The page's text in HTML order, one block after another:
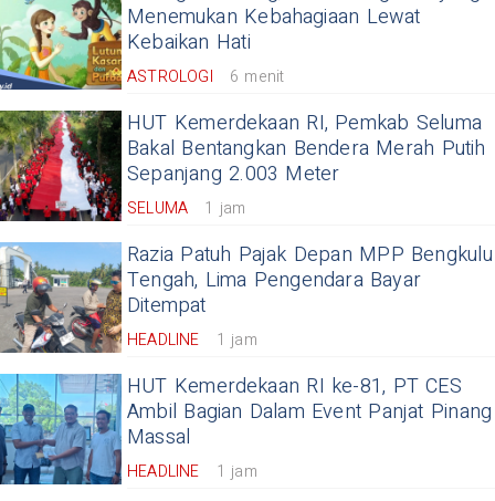
Menemukan Kebahagiaan Lewat
Kebaikan Hati
ASTROLOGI 6 menit
HUT Kemerdekaan RI, Pemkab Seluma
Bakal Bentangkan Bendera Merah Putih
Sepanjang 2.003 Meter
SELUMA 1 jam
Razia Patuh Pajak Depan MPP Bengkulu
Tengah, Lima Pengendara Bayar
Ditempat
HEADLINE 1 jam
HUT Kemerdekaan RI ke-81, PT CES
Ambil Bagian Dalam Event Panjat Pinang
Massal
HEADLINE 1 jam